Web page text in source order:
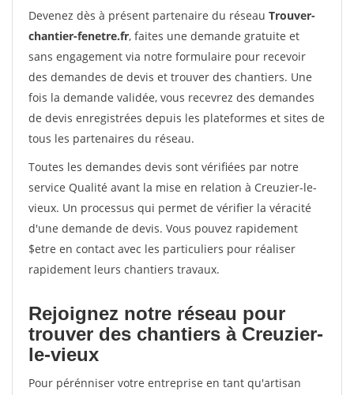
Devenez dès à présent partenaire du réseau Trouver-
chantier-fenetre.fr, faites une demande gratuite et
sans engagement via notre formulaire pour recevoir
des demandes de devis et trouver des chantiers. Une
fois la demande validée, vous recevrez des demandes
de devis enregistrées depuis les plateformes et sites de
tous les partenaires du réseau.
Toutes les demandes devis sont vérifiées par notre
service Qualité avant la mise en relation à Creuzier-le-
vieux. Un processus qui permet de vérifier la véracité
d'une demande de devis. Vous pouvez rapidement
$etre en contact avec les particuliers pour réaliser
rapidement leurs chantiers travaux.
Rejoignez notre réseau pour
trouver des chantiers à Creuzier-
le-vieux
Pour pérénniser votre entreprise en tant qu'artisan